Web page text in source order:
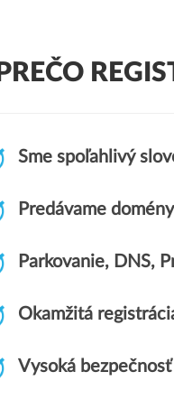
PREČO
Sme spoľahlivý
Predávame
Parkovanie, DNS,
Okamžitá
Vysoká